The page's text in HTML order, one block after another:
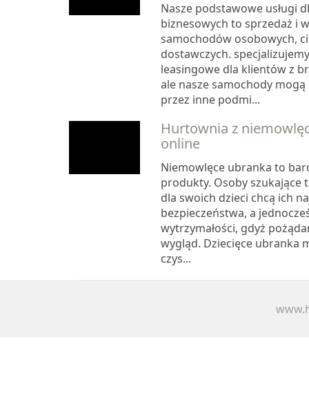
Nasze podstawowe usługi
biznesowych to sprzedaż i
samochodów osobowych,
dostawczych.
leasingowe dla klientów z
ale nasze samochody
przez inne podmi...
Hurtownia z
online
Niemowlęce ubranka to
produkty. Osoby szukające
dla swoich dzieci chcą ich
bezpieczeństwa, a
wytrzymałości, gdyż
wygląd. Dziecięce ubranka
czys...